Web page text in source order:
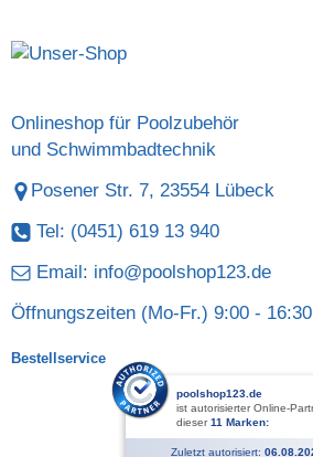
Onlineshop für Poolzubehör
und Schwimmbadtechnik
Posener Str. 7, 23554 Lübeck
Tel: (0451) 619 13 940
Email: info@poolshop123.de
Öffnungszeiten (Mo-Fr.) 9:00 - 16:30
Bestellservice